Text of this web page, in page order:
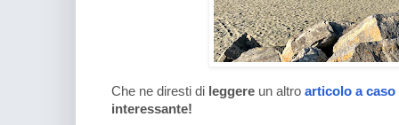
Che ne diresti di leggere un altro articolo a caso
interessante!